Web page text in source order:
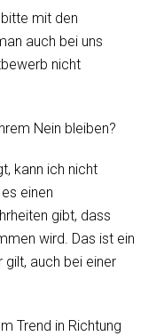
mit den
auch bei uns
nicht
Nein bleiben?
kann ich nicht
einen
gibt, dass
wird. Das ist ein
auch bei einer
Trend in Richtung